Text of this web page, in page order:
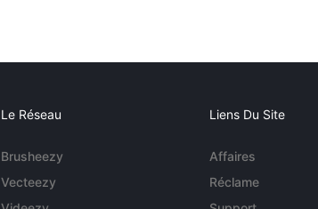
Le Réseau
Brusheezy
Vecteezy
Liens Du Site
Affaires
Réclame